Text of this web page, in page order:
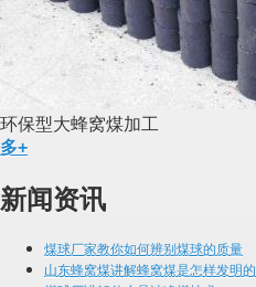
环保型大蜂窝煤加工
多+
新闻资讯
煤球厂家教你如何辨别煤球的质量
山东蜂窝煤讲解蜂窝煤是怎样发明的